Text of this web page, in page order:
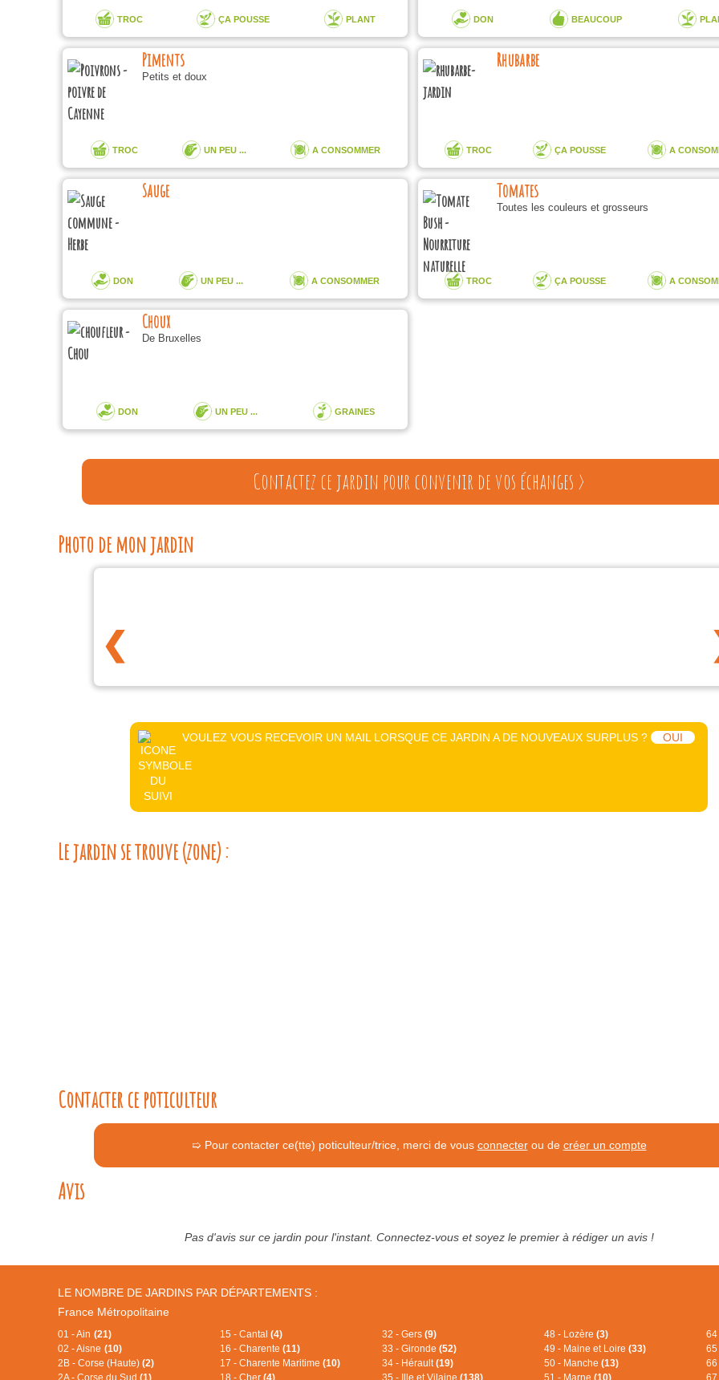
TROC ÇA POUSSE PLANT DON BEAUCOUP
Piments
Petits et doux
TROC UN PEU ... A CONSOMMER
Rhubarbe
TROC ÇA POUSSE A
Sauge
DON UN PEU ... A CONSOMMER
Tomates
Toutes les couleurs et grosseurs
TROC ÇA POUSSE A
Choux
De Bruxelles
DON UN PEU ... GRAINES
Contactez ce jardin pour convenir de vos échanges >
Photo de mon jardin
❮
VOULEZ VOUS RECEVOIR UN MAIL LORSQUE CE JARDIN A DE NOUVEAUX SURPLUS ? OUI
Le jardin se trouve (zone) :
Contacter ce poticulteur
➯ Pour contacter ce(tte) poticulteur/trice, merci de vous connecterou de créer un compte
Avis
Pas d'avis sur ce jardin pour l'instant. Connectez-vous et soyez le premier à rédiger un avis !
LE NOMBRE DE JARDINS PAR DÉPARTEMENTS :
France Métropolitaine
01 - Ain (21)
02 - Aisne (10)
2B - Corse (Haute) (2)
2A - Corse du Sud (1)
15 - Cantal (4)
16 - Charente (11)
17 - Charente Maritime (10)
18 - Cher (4)
32 - Gers (9)
33 - Gironde (52)
34 - Hérault(19)
35 - Ille et Vilaine (138)
48 - Lozère (3)
49 - Maine et Loire (33)
50 - Manche (13)
51 - Marne (10)